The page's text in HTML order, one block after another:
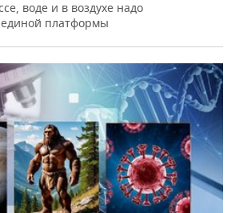
воде и в воздухе надо
платформы